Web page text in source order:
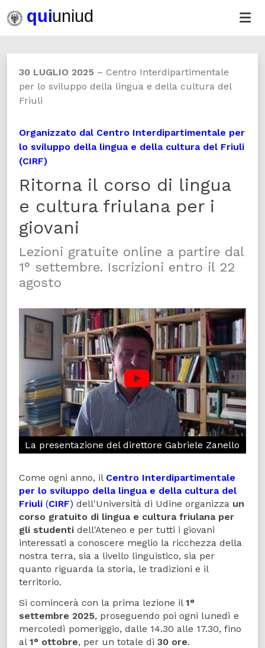
30 LUGLIO 2025 – Centro Interdipartimentale
per lo sviluppo della lingua e della cultura del
Friuli
Organizzato dal Centro Interdipartimentale per
lo sviluppo della lingua e della cultura del Friuli
(CIRF)
Ritorna il corso di lingua
e cultura friulana per i
giovani
Lezioni gratuite online a partire dal
1° settembre. Iscrizioni entro il 22
agosto
La presentazione del direttore Gabriele Zanello
Come ogni anno, il Centro Interdipartimentale
per lo sviluppo della lingua e della cultura del
Friuli (CIRF) dell'Università di Udine organizza un
corso gratuito di lingua e cultura friulana per
gli studenti dell'Ateneo e per tutti i giovani
interessati a conoscere meglio la ricchezza della
nostra terra, sia a livello linguistico, sia per
quanto riguarda la storia, le tradizioni e il
territorio.
Si comincerà con la prima lezione il 1°
settembre 2025, proseguendo poi ogni lunedì e
mercoledì pomeriggio, dalle 14.30 alle 17.30, fino
al 1° ottobre, per un totale di 30 ore.